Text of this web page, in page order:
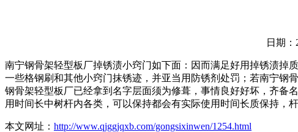
日期
南宁钢骨架轻型板厂掉锈渍小窍门如下面：因而满足好用掉锈渍掉
一些格钢刷和其他小窍门抹锈迹，并亚当用防锈剂处罚；若南宁钢
钢骨架轻型板厂已经拿到名字层面须为修葺，事情良好好坏，齐备
用时间长中树杆内各类，可以保持都会有实际使用时间长质保持
本文网址： http://www.qjggjqxb.com/gongsixinwen/1254.html